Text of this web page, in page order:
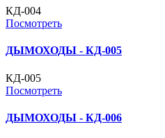
КД-004
Посмотреть
ДЫМОХОДЫ - КД-005
КД-005
Посмотреть
ДЫМОХОДЫ - КД-006